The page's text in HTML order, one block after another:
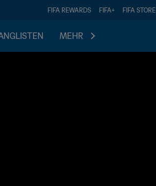
FIFA REWARDS FIFA+ FIFA STORE
MEHR